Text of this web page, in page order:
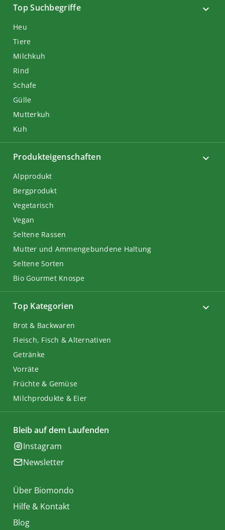
Top Suchbegriffe
Heu
Tiere
Milchkuh
Rind
Schafe
Gülle
Mutterkuh
Kuh
Top Kategorien
Brot & Backwaren
Fleisch, Fisch & Alternativen
Getränke
Vorräte
Früchte & Gemüse
Milchprodukte & Eier
Produkteigenschaften
Alpprodukt
Bergprodukt
Vegetarisch
Vegan
Seltene Rassen
Mutter und Ammengebundene Haltung
Seltene Sorten
Bio Gourmet Knospe
Bleib auf dem Laufenden
Instagram
Newsletter
Über Biomondo
Hilfe & Kontakt
Blog